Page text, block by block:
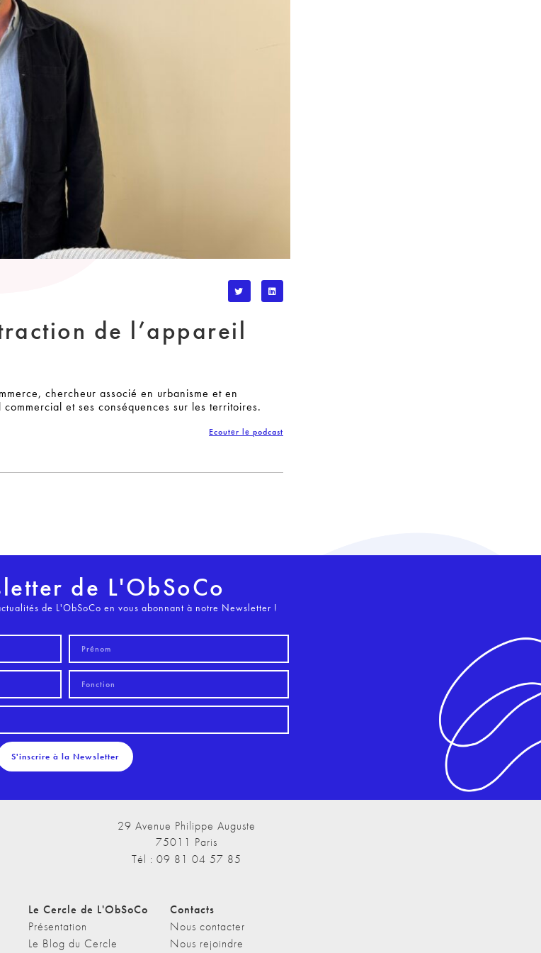
de l’appareil
chercheur associé en urbanisme et en
et ses conséquences sur les territoires.
Ecouter le podcast
de L'ObSoCo
de L'ObSoCo en vous abonnant à notre Newsletter !
S'inscrire à la Newsletter
29 Avenue Philippe Auguste
75011 Paris
Tél : 09 81 04 57 85
Le Cercle de L'ObSoCo
Présentation
Le Blog du Cercle
Contacts
Nous contacter
Nous rejoindre